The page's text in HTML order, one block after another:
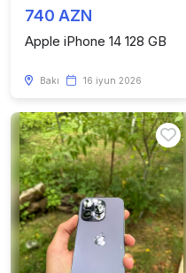
740 AZN
Apple iPhone 14 128 GB
Bakı 16 iyun 2026